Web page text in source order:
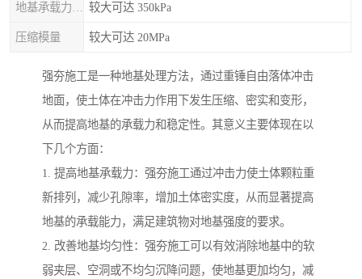
较大可达 350kPa
压缩模量 较大可达 20MPa
强夯施工是一种地基处理方法，通过重锤自由落体冲击
地面，使土体在冲击力作用下发生压缩、密实和变形，
从而提高地基的承载力和稳定性。其意义主要体现在以
下几个方面：
1. 提高地基承载力：强夯施工通过冲击力使土体颗粒重
新排列，减少孔隙率，增加土体密实度，从而显著提高
地基的承载能力，满足建筑物对地基强度的要求。
2. 改善地基均匀性：强夯施工可以有效消除地基中的软
弱夹层、空洞或不均匀沉降问题，使地基更加均匀，减